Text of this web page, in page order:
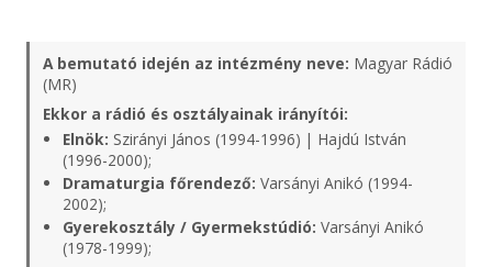
A bemutató idején az intézmény neve: Magyar Rádió
(MR)
Ekkor a rádió és osztályainak irányítói:
Elnök: Szirányi János (1994-1996) | Hajdú István
(1996-2000);
Dramaturgia főrendező: Varsányi Anikó (1994-
2002);
Gyerekosztály / Gyermekstúdió: Varsányi Anikó
(1978-1999);